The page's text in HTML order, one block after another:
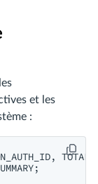
et les
: